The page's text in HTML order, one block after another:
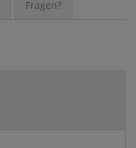
Fragen?